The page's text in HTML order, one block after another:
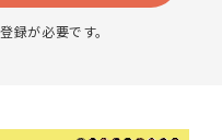
録が必要です。